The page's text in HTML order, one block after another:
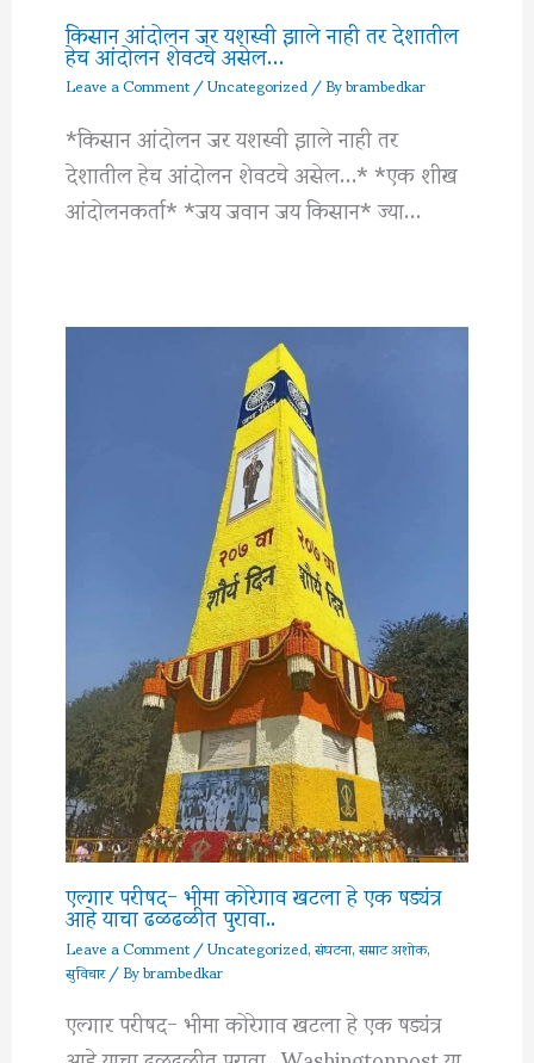
किसान आंदोलन जर यशस्वी झाले नाही तर देशातील
हेच आंदोलन शेवटचे असेल…
Leave a Comment/Uncategorized/ Bybrambedkar
*किसान आंदोलन जर यशस्वी झाले नाही तर
देशातील हेच आंदोलन शेवटचे असेल…* *एक शीख
आंदोलनकर्ता* *जय जवान जय किसान* ज्या…
एल्गार परीषद- भीमा कोरेगाव खटला हे एक षड्यंत्र
आहे याचा ढळढळीत पुरावा..
Leave a Comment/Uncategorized,संघटना,सम्राट अशोक,
सुविचार/ Bybrambedkar
एल्गार परीषद- भीमा कोरेगाव खटला हे एक षड्यंत्र